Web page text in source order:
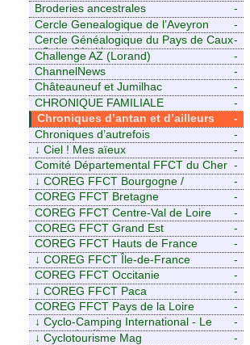
-
Broderies ancestrales
-
Cercle Genealogique de l’Aveyron
-
Cercle Généalogique du Pays de Caux
- Seine-Maritime
-
Challenge AZ (Lorand)
-
ChannelNews
-
Châteauneuf et Jumilhac
-
CHRONIQUE FAMILIALE
-
Chroniques d’antan et d’ailleurs
-
Chroniques d’autrefois
-
↓ Ciel ! Mes aïeux
-
Comité Départemental FFCT du Cher
-
↓ COREG FFCT Bourgogne /
Franche-Comté
-
COREG FFCT Bretagne
-
COREG FFCT Centre-Val de Loire
-
COREG FFCT Grand Est
-
COREG FFCT Hauts de France
-
↓ COREG FFCT Île-de-France
-
COREG FFCT Occitanie
-
↓ COREG FFCT Paca
-
COREG FFCT Pays de la Loire
-
↓ Cyclo-Camping International - Le
voyage à vélo
-
↓ Cyclotourisme Mag